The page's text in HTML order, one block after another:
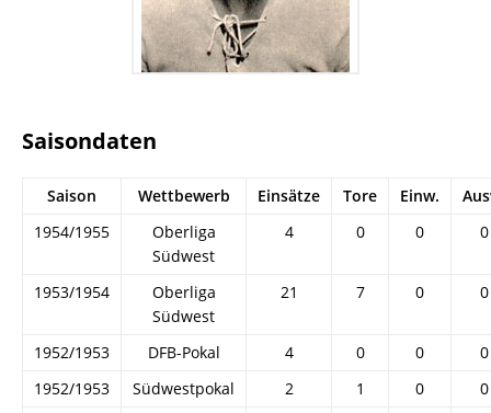
Saisondaten
Saison Wettbewerb Einsätze Tore Einw.
1954/1955
Oberliga
Südwest
4 0 0 0
1953/1954
Oberliga
Südwest
21 7 0 0
1952/1953 DFB-Pokal 4 0 0
0
1952/1953
Südwestpokal 2 1 0
0